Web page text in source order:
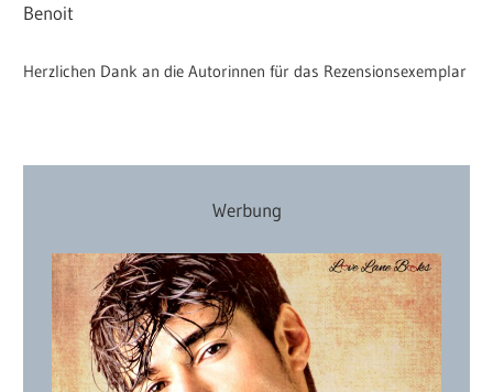
Benoit
Herzlichen Dank an die Autorinnen für das Rezensionsexemplar
Werbung